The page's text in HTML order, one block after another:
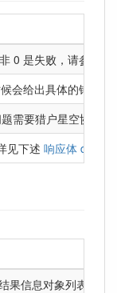
0 是失败，请参考
会给出具体的错误描
需要猎户星空协助
见下述 响应体 data
果信息对象列表数